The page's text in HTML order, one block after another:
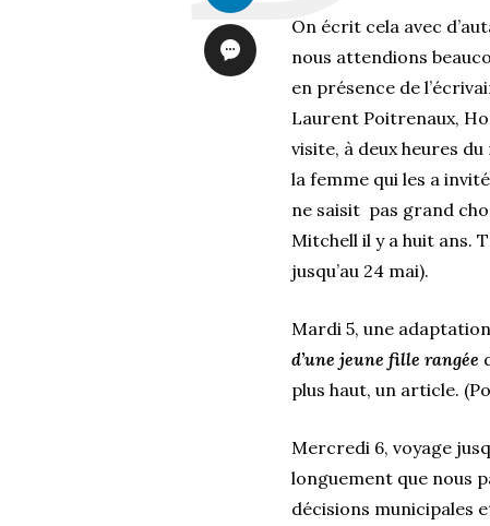
On écrit cela avec
nous attendions
en présence de
Laurent Poitrenaux,
visite, à deux heures
la femme qui les a
ne saisit pas grand
Mitchell il y a huit ans.
jusqu’au 24 mai).
Mardi 5, une
d’une jeune fille rangée
plus haut, un article.
Mercredi 6, voyage
longuement que nous
décisions municipales